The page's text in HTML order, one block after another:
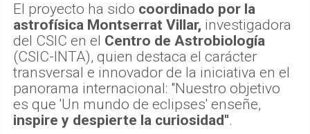
El proyecto ha sido coordinado por la
astrofísica Montserrat Villar, investigadora
del CSIC en el Centro de Astrobiología
(CSIC-INTA), quien destaca el carácter
transversal e innovador de la iniciativa en el
panorama internacional: "Nuestro objetivo
es que 'Un mundo de eclipses' enseñe,
inspire y despierte la curiosidad".